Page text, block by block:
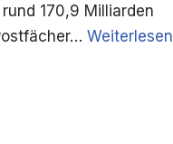
170,9 Milliarden
Weiterlesen